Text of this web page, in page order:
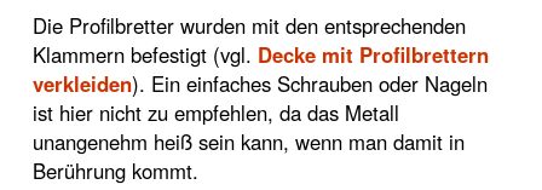
Die Profilbretter wurden mit den entsprechenden
Klammern befestigt (vgl. Decke mit Profilbrettern
verkleiden). Ein einfaches Schrauben oder Nageln
ist hier nicht zu empfehlen, da das Metall
unangenehm heiß sein kann, wenn man damit in
Berührung kommt.